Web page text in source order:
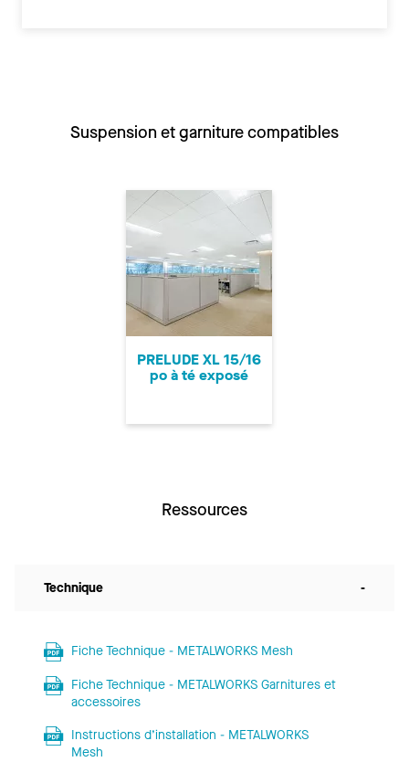
Suspension et garniture compatibles
PRELUDE XL 15/16
po à té exposé
Ressources
Technique -
Fiche Technique - METALWORKS Mesh
Fiche Technique - METALWORKS Garnitures et
accessoires
Instructions d’installation - METALWORKS
Mesh